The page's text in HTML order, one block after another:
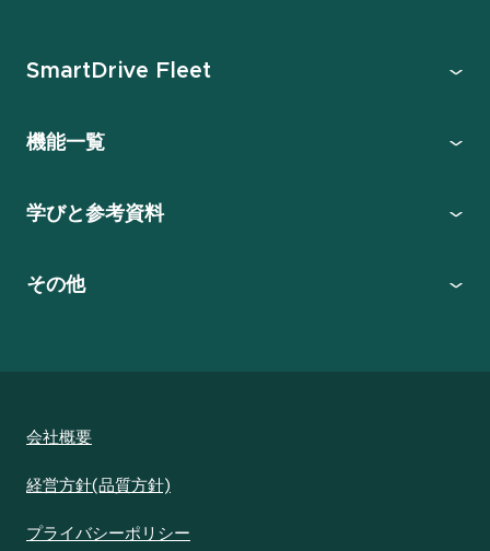
SmartDrive Fleet
機能一覧
学びと参考資料
その他
会社概要
経営方針(品質方針)
プライバシーポリシー